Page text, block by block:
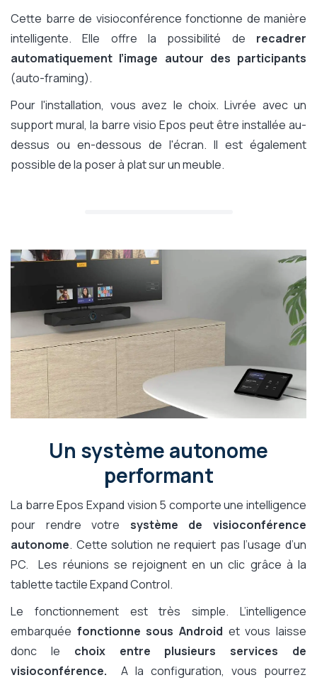
Cette barre de visioconférence fonctionne de manière
intelligente. Elle offre la possibilité de recadrer
automatiquement l’image autour des participants
(auto-framing).
Pour l'installation, vous avez le choix. Livrée avec un
support mural, la barre visio Epos peut être installée au-
dessus ou en-dessous de l'écran. Il est également
possible de la poser à plat sur un meuble.
Un système autonome
performant
La barre Epos Expand vision 5 comporte une intelligence
pour rendre votre système de visioconférence
autonome. Cette solution ne requiert pas l’usage d’un
PC. Les réunions se rejoignent en un clic grâce à la
tablette tactile Expand Control.
Le fonctionnement est très simple. L’intelligence
embarquée fonctionne sous Android et vous laisse
donc le choix entre plusieurs services de
visioconférence. A la configuration, vous pourrez